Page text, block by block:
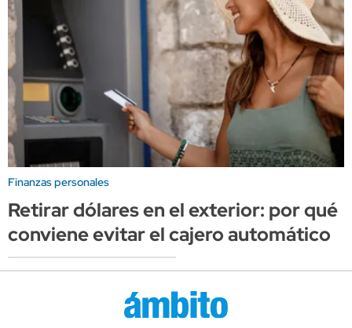
Finanzas personales
Retirar dólares en el exterior: por qué
conviene evitar el cajero automático